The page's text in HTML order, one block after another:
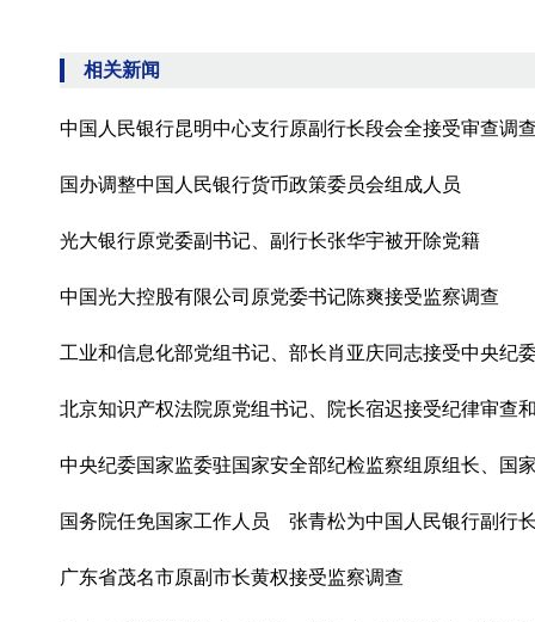
相关新闻
中国人民银行昆明中心支行原副行长段会全接受审查调
国办调整中国人民银行货币政策委员会组成人员
光大银行原党委副书记、副行长张华宇被开除党籍
中国光大控股有限公司原党委书记陈爽接受监察调查
工业和信息化部党组书记、部长肖亚庆同志接受中央纪
北京知识产权法院原党组书记、院长宿迟接受纪律审查
中央纪委国家监委驻国家安全部纪检监察组原组长、国
国务院任免国家工作人员 张青松为中国人民银行副行
广东省茂名市原副市长黄权接受监察调查